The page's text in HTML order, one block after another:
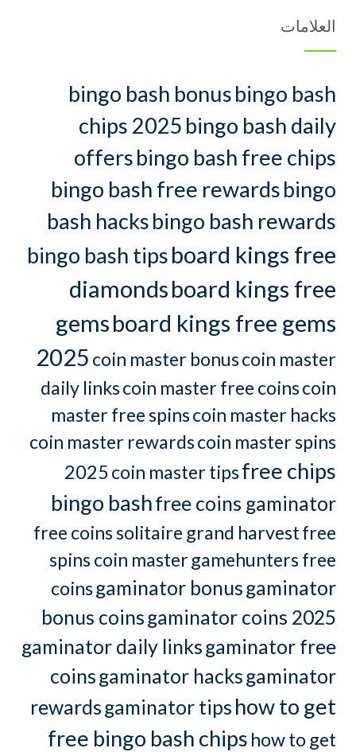
العلامات
bingo bash bonusbingo bash
chips 2025 bingo bash daily
offersbingo bash free chips
bingo bash free rewardsbingo
bash hacksbingo bash rewards
bingo bash tipsboard kings free
diamondsboard kings free
gemsboard kings free gems
2025 coin master bonuscoin master
daily linkscoin master free coinscoin
master free spinscoin master hacks
coin master rewardscoin master spins
2025coin master tipsfree chips
bingo bashfree coins gaminator
free coins solitaire grand harvestfree
spins coin mastergamehunters free
coinsgaminator bonusgaminator
bonus coinsgaminator coins 2025
gaminator daily linksgaminator free
coinsgaminator hacksgaminator
rewardsgaminator tips how to get
free bingo bash chips how to get